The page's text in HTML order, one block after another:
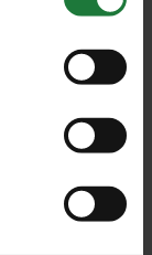
SE KORT